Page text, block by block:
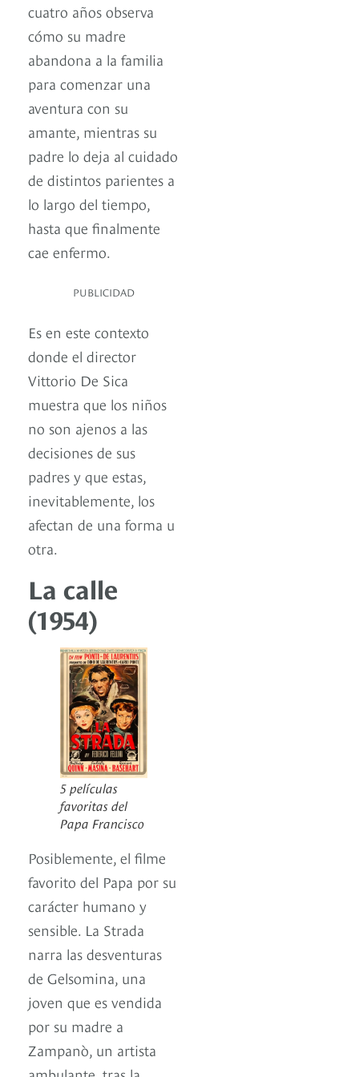
cuatro años observa
cómo su madre
abandona a la familia
para comenzar una
aventura con su
amante, mientras su
padre lo deja al cuidado
de distintos parientes a
lo largo del tiempo,
hasta que finalmente
cae enfermo.
PUBLICIDAD
Es en este contexto
donde el director
Vittorio De Sica
muestra que los niños
no son ajenos a las
decisiones de sus
padres y que estas,
inevitablemente, los
afectan de una forma u
otra.
La calle
(1954)
5 películas
favoritas del
Papa Francisco
Posiblemente, el filme
favorito del Papa por su
carácter humano y
sensible. La Strada
narra las desventuras
de Gelsomina, una
joven que es vendida
por su madre a
Zampanò, un artista